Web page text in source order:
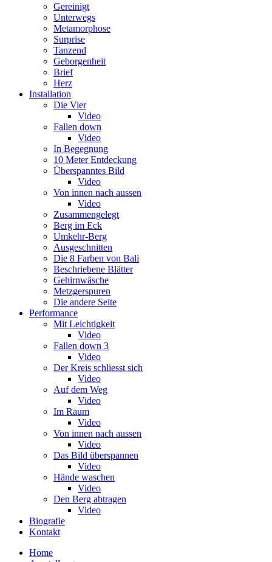
Gereinigt
Unterwegs
Metamorphose
Surprise
Tanzend
Geborgenheit
Brief
Herz
Installation
Die Vier
Video
Fallen down
Video
In Begegnung
10 Meter Entdeckung
Überspanntes Bild
Video
Von innen nach aussen
Video
Zusammengelegt
Berg im Eck
Umkehr-Berg
Ausgeschnitten
Die 8 Farben von Bali
Beschriebene Blätter
Gehirnwäsche
Metzgerspuren
Die andere Seite
Performance
Mit Leichtigkeit
Video
Fallen down 3
Video
Der Kreis schliesst sich
Video
Auf dem Weg
Video
Im Raum
Video
Von innen nach aussen
Video
Das Bild überspannen
Video
Hände waschen
Video
Den Berg abtragen
Video
Biografie
Kontakt
Home